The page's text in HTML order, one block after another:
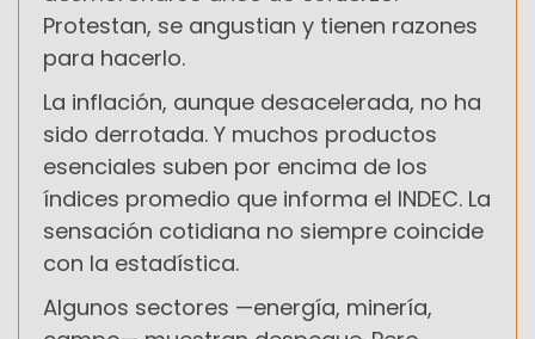
Protestan, se angustian y tienen razones
para hacerlo.
La inflación, aunque desacelerada, no ha
sido derrotada. Y muchos productos
esenciales suben por encima de los
índices promedio que informa el INDEC. La
sensación cotidiana no siempre coincide
con la estadística.
Algunos sectores —energía, minería,